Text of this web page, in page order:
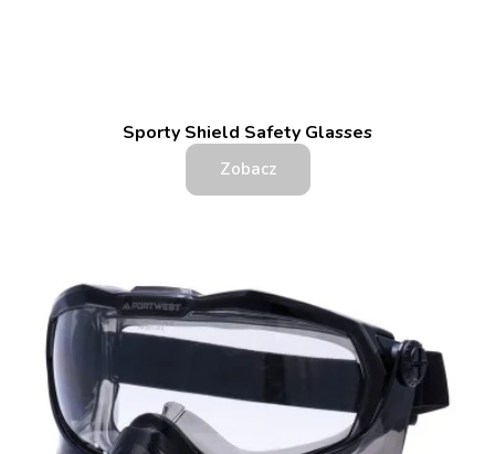
Sporty Shield Safety Glasses
Zobacz